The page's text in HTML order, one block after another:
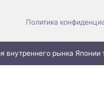
Политика
внутреннего рынка Японии